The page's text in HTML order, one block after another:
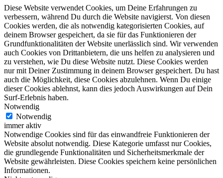
Diese Website verwendet Cookies, um Deine Erfahrungen zu
verbessern, während Du durch die Website navigierst. Von diesen
Cookies werden, die als notwendig kategorisierten Cookies, auf
deinem Browser gespeichert, da sie für das Funktionieren der
Grundfunktionalitäten der Website unerlässlich sind. Wir verwenden
auch Cookies von Drittanbietern, die uns helfen zu analysieren und
zu verstehen, wie Du diese Website nutzt. Diese Cookies werden
nur mit Deiner Zustimmung in deinem Browser gespeichert. Du hast
auch die Möglichkeit, diese Cookies abzulehnen. Wenn Du einige
dieser Cookies ablehnst, kann dies jedoch Auswirkungen auf Dein
Surf-Erlebnis haben.
Notwendig
Notwendig
immer aktiv
Notwendige Cookies sind für das einwandfreie Funktionieren der
Website absolut notwendig. Diese Kategorie umfasst nur Cookies,
die grundlegende Funktionalitäten und Sicherheitsmerkmale der
Website gewährleisten. Diese Cookies speichern keine persönlichen
Informationen.